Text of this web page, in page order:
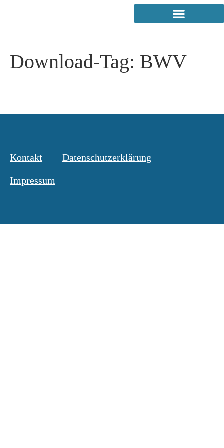
Download-Tag: BWV
Kontakt Datenschutzerklärung
Impressum